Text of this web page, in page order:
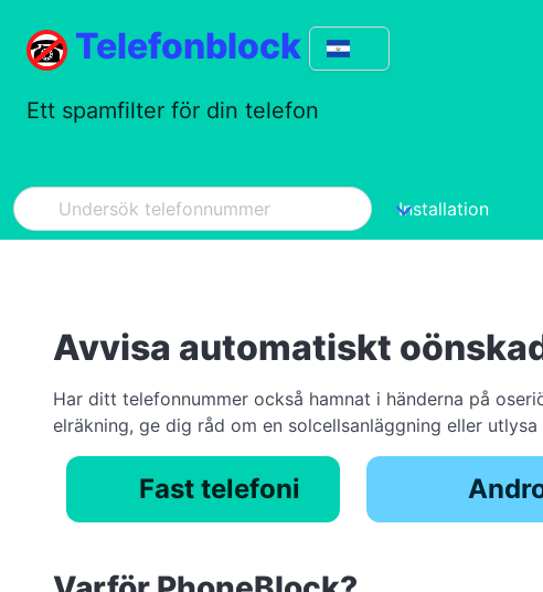
Telefonblock
Ett spamfilter för din telefon
Installation
Avvisa automatiskt
Har ditt telefonnummer också hamnat i händerna på
elräkning, ge dig råd om en solcellsanläggning eller
Fast telefoni